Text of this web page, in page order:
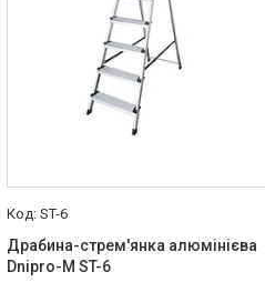
ST-6
Драбина-стрем'янка алюмінієва
Dnipro-M ST-6